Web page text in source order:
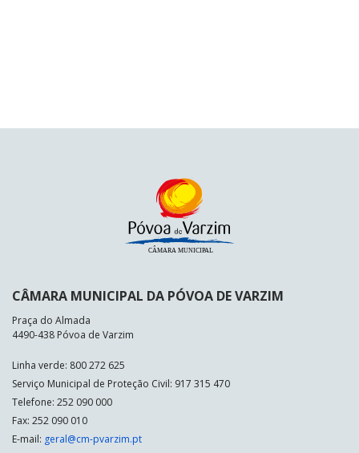
CÂMARA MUNICIPAL DA PÓVOA DE VARZIM
Praça do Almada
4490-438 Póvoa de Varzim
Linha verde: 800 272 625
Serviço Municipal de Proteção Civil: 917 315 470
Telefone: 252 090 000
Fax: 252 090 010
E-mail: geral@cm-pvarzim.pt